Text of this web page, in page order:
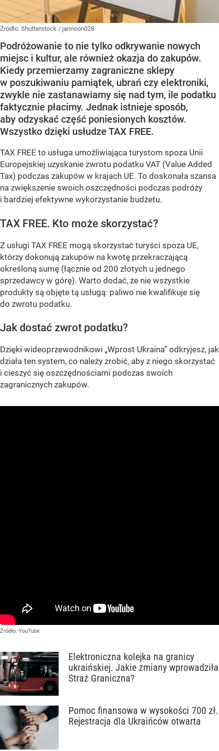
Źródło: Shutterstock / jannoon028
Podróżowanie to nie tylko odkrywanie nowych
miejsc i kultur, ale również okazja do zakupów.
Kiedy przemierzamy zagraniczne sklepy
w poszukiwaniu pamiątek, ubrań czy elektroniki,
zwykle nie zastanawiamy się nad tym, ile podatku
faktycznie płacimy. Jednak istnieje sposób,
aby odzyskać część poniesionych kosztów.
Wszystko dzięki usłudze TAX FREE.
TAX FREE to usługa umożliwiająca turystom spoza Unii
Europejskiej uzyskanie zwrotu podatku VAT (Value Added
Tax) podczas zakupów w krajach UE. To doskonała szansa
na zwiększenie swoich oszczędności podczas podróży
i bardziej efektywne wykorzystanie budżetu.
TAX FREE. Kto może skorzystać?
Z usługi TAX FREE mogą skorzystać turyści spoza UE,
którzy dokonują zakupów na kwotę przekraczającą
określoną sumę (łącznie od 200 złotych u jednego
sprzedawcy w górę). Warto dodać, że nie wszystkie
produkty są objęte tą usługą: paliwo nie kwalifikuje się
do zwrotu podatku.
Jak dostać zwrot podatku?
Dzięki wideoprzewodnikowi „Wprost Ukraina” odkryjesz, jak
działa ten system, co należy zrobić, aby z niego skorzystać
i cieszyć się oszczędnościami podczas swoich
zagranicznych zakupów.
Źródło: YouTube
Elektroniczna kolejka na granicy
ukraińskiej. Jakie zmiany wprowadziła
Straż Graniczna?
Pomoc finansowa w wysokości 700 zł.
Rejestracja dla Ukraińców otwarta